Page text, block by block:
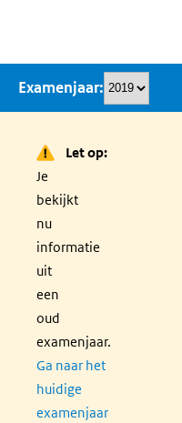
naar
inhoud
Examenjaar
Let op:
Je
bekijkt
nu
informatie
uit
een
oud
examenjaar.
Ga naar het
huidige
examenjaar